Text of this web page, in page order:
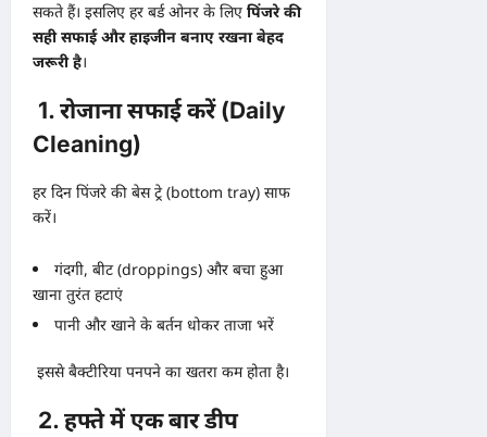
सकते हैं। इसलिए हर बर्ड ओनर के लिए पिंजरे की
सही सफाई और हाइजीन बनाए रखना बेहद
जरूरी है।
1. रोजाना सफाई करें (Daily
Cleaning)
हर दिन पिंजरे की बेस ट्रे (bottom tray) साफ
करें।
गंदगी, बीट (droppings) और बचा हुआ
खाना तुरंत हटाएं
पानी और खाने के बर्तन धोकर ताजा भरें
इससे बैक्टीरिया पनपने का खतरा कम होता है।
2. हफ्ते में एक बार डीप